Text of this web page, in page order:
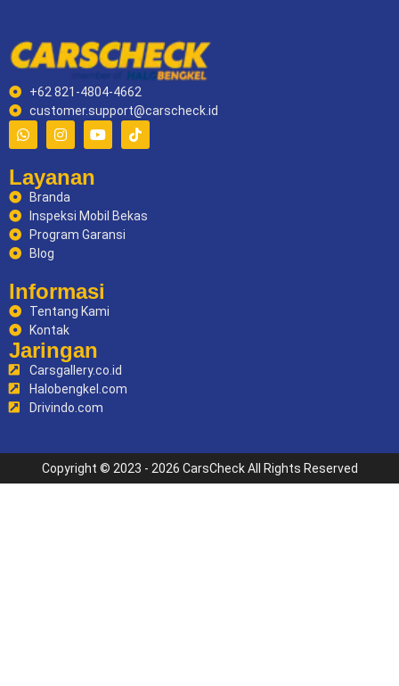
+62 821-4804-4662
customer.support@carscheck.id
Layanan
Branda
Inspeksi Mobil Bekas
Program Garansi
Blog
Informasi
Tentang Kami
Kontak
Jaringan
Carsgallery.co.id
Halobengkel.com
Drivindo.com
Copyright © 2023 - 2026 CarsCheck All Rights Reserved